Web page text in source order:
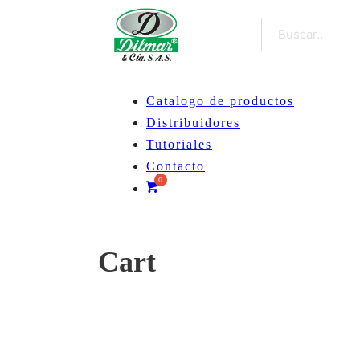
Buscar
Catalogo de productos
Distribuidores
Tutoriales
Contacto
Cart